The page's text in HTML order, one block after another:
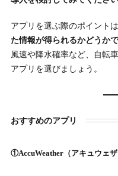
アプリを選ぶ際のポイントは
た情報が得られるかどうか
風速や降水確率など、自転
アプリを選びましょう。
おすすめのアプリ
①AccuWeather（アキュウェザ